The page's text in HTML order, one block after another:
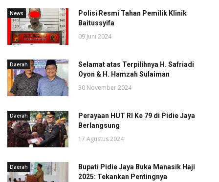
News
Polisi Resmi Tahan Pemilik Klinik
Baitussyifa
09 Juni 2024
Daerah
Selamat atas Terpilihnya H. Safriadi
Oyon & H. Hamzah Sulaiman
30 November 2024
Daerah
Perayaan HUT RI Ke 79 di Pidie Jaya
Berlangsung
17 Agustus 2024
Daerah
Bupati Pidie Jaya Buka Manasik Haji
2025: Tekankan Pentingnya